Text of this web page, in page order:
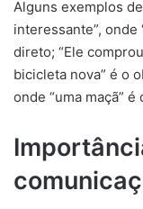
Alguns exemplos
interessante”,
direto; “Ele
bicicleta nova” é o
onde “uma maçã”